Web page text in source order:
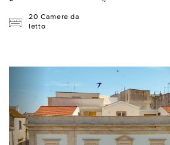
20 Camere da
letto